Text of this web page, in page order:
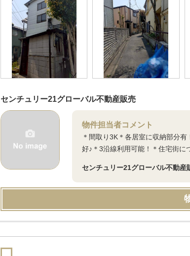
センチュリー21グローバル不動産販売
物件担当者コメント
＊間取り3K＊各居室に収納部分
好♪＊3沿線利用可能！＊住宅街に
センチュリー21グローバル不動産